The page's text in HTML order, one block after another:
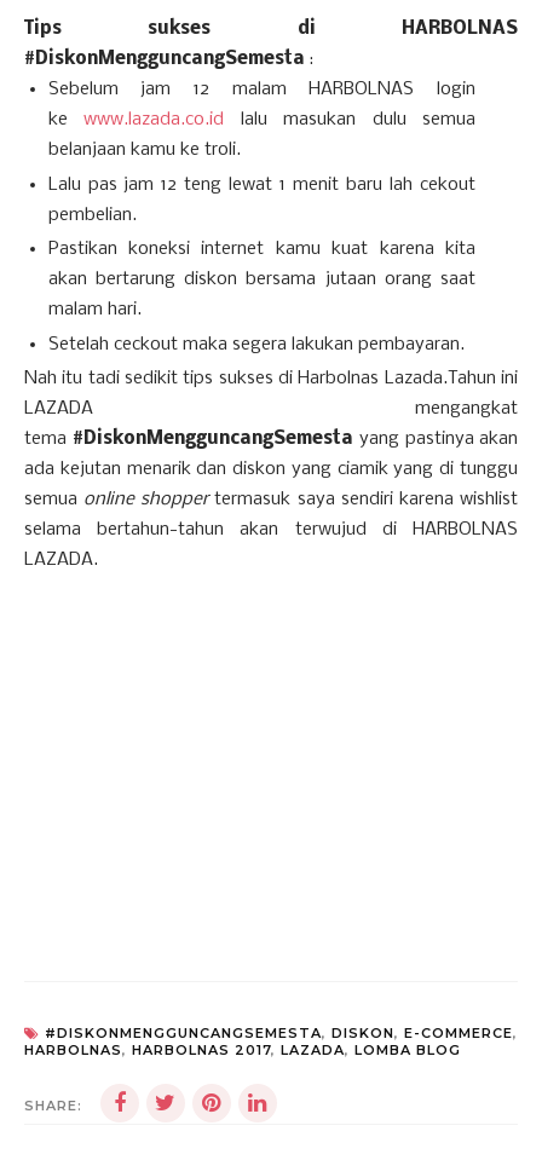
Tips sukses di HARBOLNAS
#DiskonMengguncangSemesta :
Sebelum jam 12 malam HARBOLNAS login
kewww.lazada.co.id
lalu masukan dulu semua
belanjaan kamu ke troli.
Lalu pas jam 12 teng lewat 1 menit baru lah cekout
pembelian.
Pastikan koneksi internet kamu kuat karena kita
akan bertarung diskon bersama jutaan orang saat
malam hari.
Setelah ceckout maka segera lakukan pembayaran.
Nah itu tadi sedikit tips sukses di Harbolnas Lazada.Tahun ini
LAZADA mengangkat
tema #DiskonMengguncangSemesta yang pastinya akan
ada kejutan menarik dan diskon yang ciamik yang di tunggu
semua online shoppertermasuk saya sendiri karena wishlist
selama bertahun-tahun akan terwujud di HARBOLNAS
LAZADA.
#DISKONMENGGUNCANGSEMESTA, DISKON, E-COMMERCE,
HARBOLNAS, HARBOLNAS 2017, LAZADA, LOMBA BLOG
SHARE: